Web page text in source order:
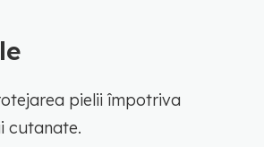
pielii împotriva
cutanate.